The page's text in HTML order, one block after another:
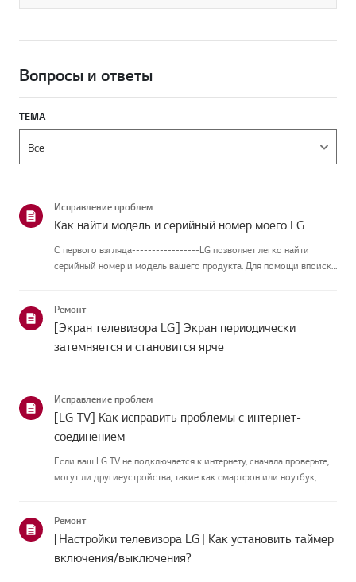
Вопросы и ответы
ТЕМА
Исправление проблем
Как найти модель и серийный номер моего LG
С первого взгляда-----------------LG позволяет легко найти
серийный номер и модель вашего продукта. Для помощи впоиске
руководство создано...
Ремонт
[Экран телевизора LG] Экран периодически
затемняется и становится ярче
Исправление проблем
[LG TV] Как исправить проблемы с интернет-
соединением
Если ваш LG TV не подключается к интернету, сначала проверьте,
могут ли другиеустройства, такие как смартфон или ноутбук,
Ремонт
[Настройки телевизора LG] Как установить таймер
включения/выключения?